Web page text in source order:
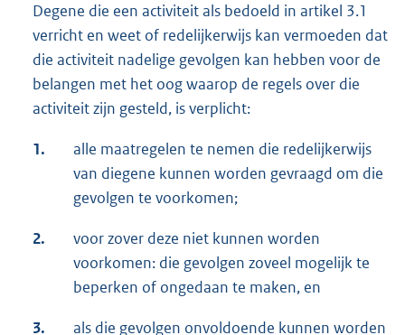
Degene die een activiteit als bedoeld in artikel 3.1
verricht en weet of redelijkerwijs kan vermoeden dat
die activiteit nadelige gevolgen kan hebben voor de
belangen met het oog waarop de regels over die
activiteit zijn gesteld, is verplicht:
1.
alle maatregelen te nemen die redelijkerwijs
van diegene kunnen worden gevraagd om die
gevolgen te voorkomen;
2.
voor zover deze niet kunnen worden
voorkomen: die gevolgen zoveel mogelijk te
beperken of ongedaan te maken, en
3. als die gevolgen onvoldoende kunnen worden